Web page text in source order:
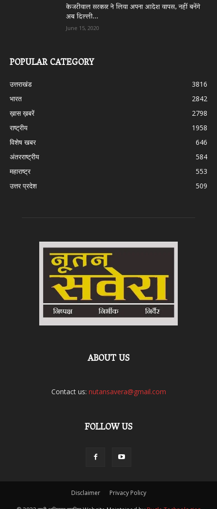
केजरीवाल सरकार ने लिया अपना आदेश वापस, नहीं बनेंगे
अब दिल्ली...
June 15, 2020
POPULAR CATEGORY
उत्तराखंड
3816
भारत
2842
ख़ास ख़बरें
2798
राष्ट्रीय
1958
विशेष खबर
646
अंतरराष्ट्रीय
584
महाराष्ट्र
553
उत्तर प्रदेश
509
ABOUT US
Contact us: nutansavera@gmail.com
FOLLOW US
Disclaimer Privacy Policy